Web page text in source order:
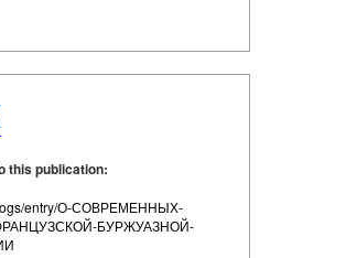
this publication:
entry/О-СОВРЕМЕННЫХ-
БУРЖУАЗНОЙ-